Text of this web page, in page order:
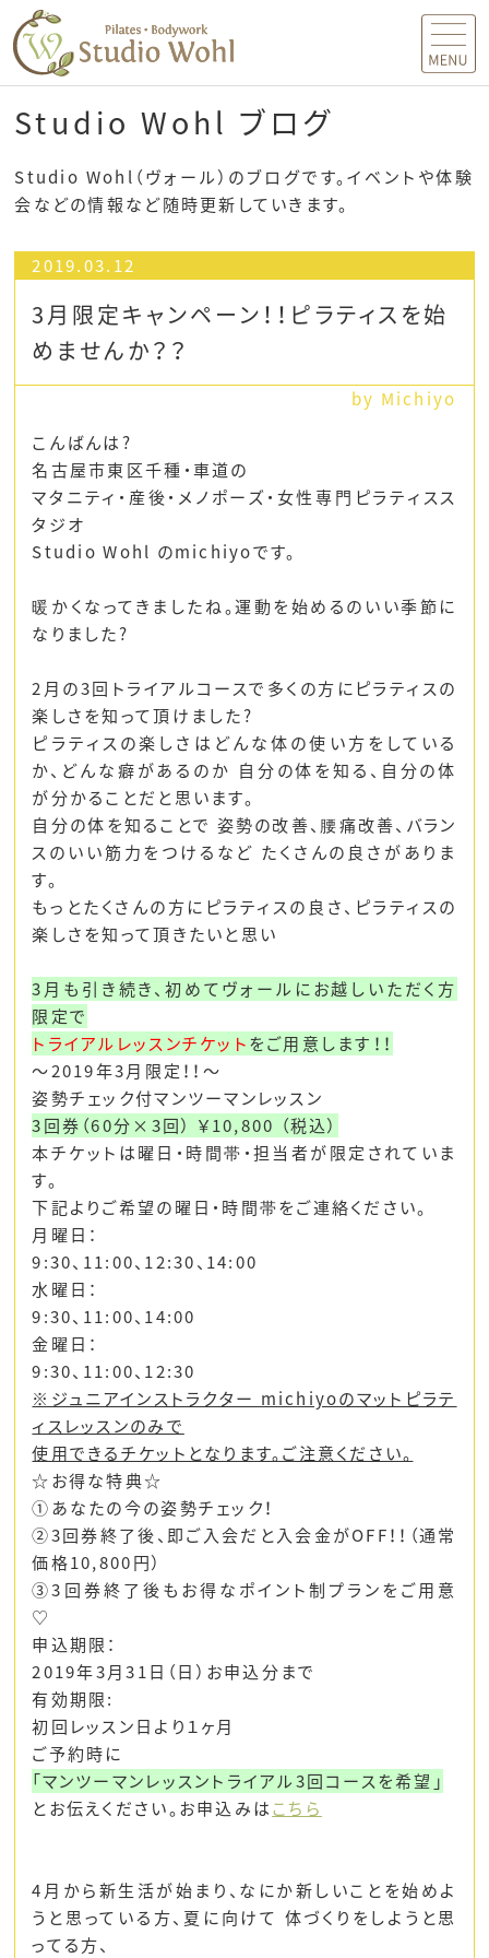
MENU
Studio Wohl ブログ
Studio Wohl（ヴォール）のブログです。イベントや体験
会などの情報など随時更新していきます。
2019.03.12
3月限定キャンペーン！！ピラティスを始
めませんか？？
by Michiyo
こんばんは?
名古屋市東区千種・車道の
マタニティ・産後・メノポーズ・女性専門ピラティスス
タジオ
Studio Wohl のmichiyoです。
暖かくなってきましたね。運動を始めるのいい季節に
なりました?
2月の3回トライアルコースで多くの方にピラティスの
楽しさを知って頂けました?
ピラティスの楽しさはどんな体の使い方をしている
か、どんな癖があるのか 自分の体を知る、自分の体
が分かることだと思います。
自分の体を知ることで 姿勢の改善、腰痛改善、バラン
スのいい筋力をつけるなど たくさんの良さがありま
す。
もっとたくさんの方にピラティスの良さ、ピラティスの
楽しさを知って頂きたいと思い
3月も引き続き、初めてヴォールにお越しいただく方
限定で
トライアルレッスンチケットをご用意します！！
～2019年3月限定！！〜
姿勢チェック付マンツーマンレッスン
3回券（60分×3回） ￥10,800 （税込）
本チケットは曜日・時間帯・担当者が限定されていま
す。
下記よりご希望の曜日・時間帯をご連絡ください。
月曜日：
9:30、11:00、12:30、14:00
水曜日：
9:30、11:00、14:00
金曜日：
9:30、11:00、12:30
※ジュニアインストラクター michiyoのマットピラテ
ィスレッスンのみで
使用できるチケットとなります。ご注意ください。
☆お得な特典☆
①あなたの今の姿勢チェック！
②3回券終了後、即ご入会だと入会金がOFF！！（通常
価格10,800円）
③3回券終了後もお得なポイント制プランをご用意
♡
申込期限：
2019年3月31日（日）お申込分まで
有効期限:
初回レッスン日より１ヶ月
ご予約時に
「マンツーマンレッスントライアル3回コースを希望」
とお伝えください。お申込みはこちら
4月から新生活が始まり、なにか新しいことを始めよ
うと思っている方、夏に向けて 体づくりをしようと思
ってる方、